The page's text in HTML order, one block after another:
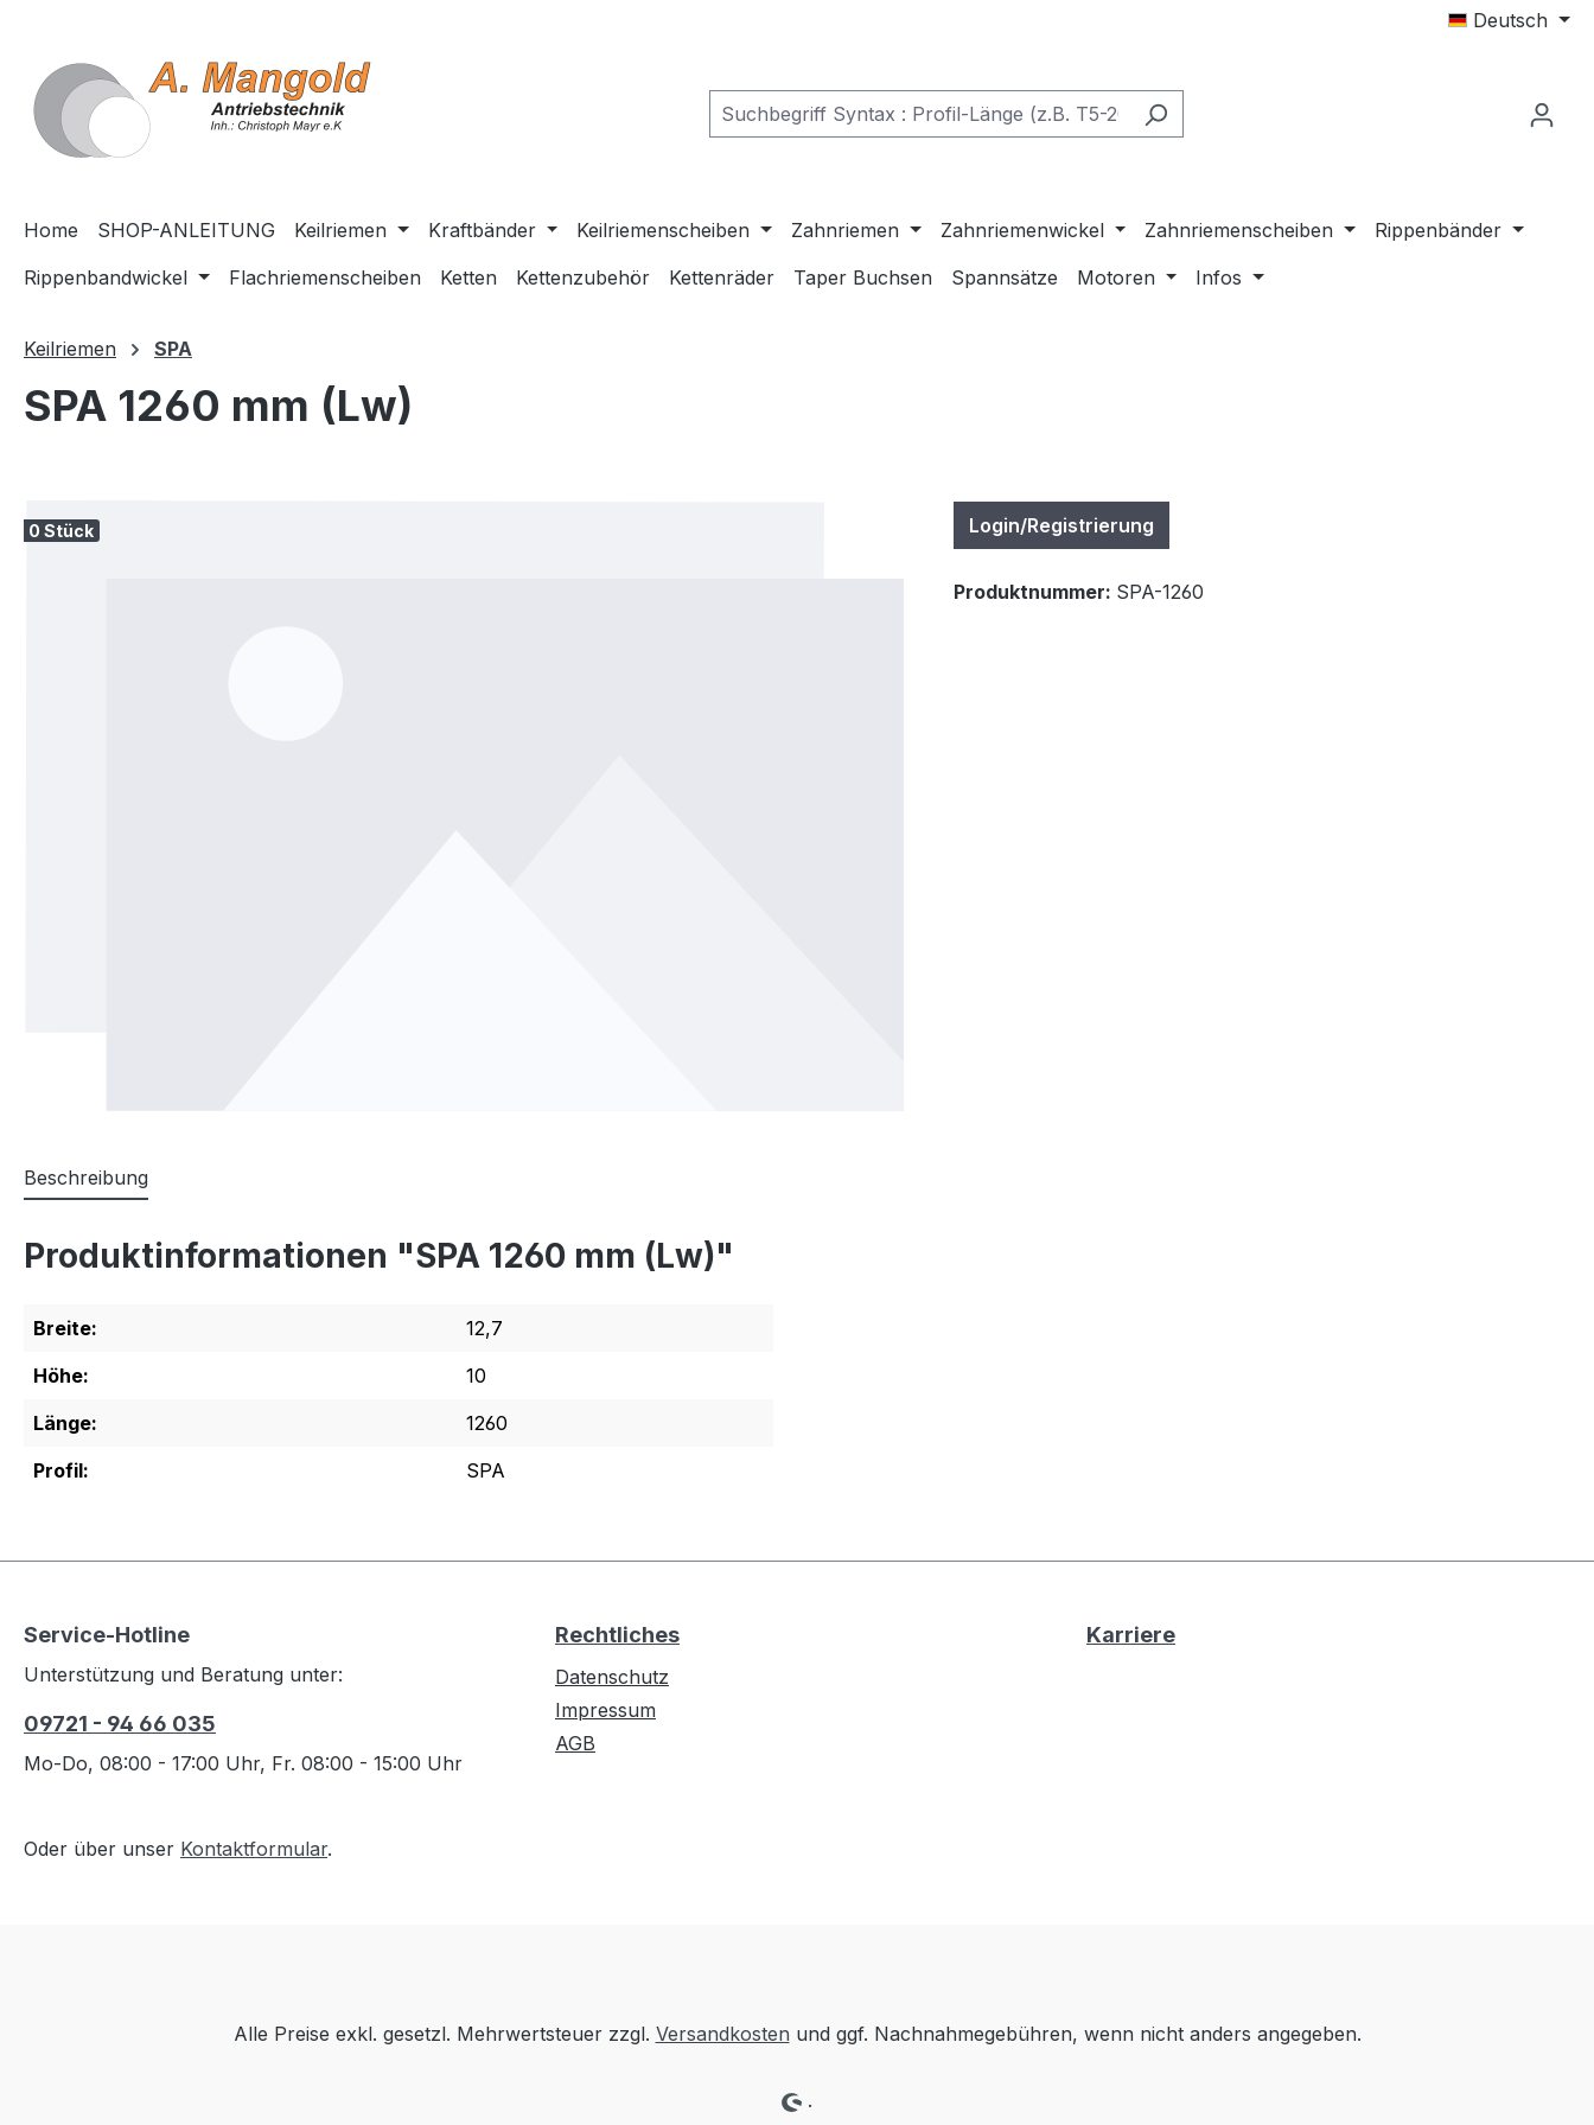
Deutsch
Home SHOP-ANLEITUNG Keilriemen Kraftbänder Keilriemenscheiben Zahnriemen Zahnriemenwickel Zahnriemenscheiben
Rippenbänder
Rippenbandwickel
Flachriemenscheiben Ketten Kettenzubehör Kettenräder Taper Buchsen Spannsätze Motoren Infos
Keilriemen SPA
SPA 1260 mm (Lw)
0 Stück Login/Registrierung
Produktnummer: SPA-1260
Beschreibung
Produktinformationen "SPA 1260 mm (Lw)"
Breite:
12,7
Höhe:
10
Länge:
1260
Profil:
SPA
Service-Hotline
Unterstützung und Beratung unter:
09721 - 94 66 035
Mo-Do, 08:00 - 17:00 Uhr, Fr. 08:00 - 15:00 Uhr
Oder über unser Kontaktformular.
Rechtliches
Datenschutz
Impressum
AGB
Karriere
Alle Preise exkl. gesetzl. Mehrwertsteuer zzgl. Versandkosten und ggf. Nachnahmegebühren, wenn nicht anders angegeben.
.